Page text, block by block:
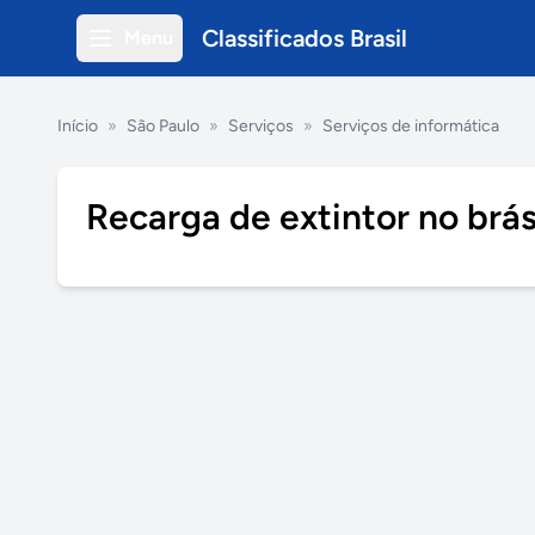
Classificados Brasil
Início » São Paulo » Serviços » Serviços de informática
Recarga de extintor no